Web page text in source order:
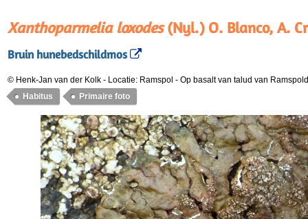
Xanthoparmelia loxodes(Nyl.) O. Blanco, A.
Bruin hunebedschildmos
© Henk-Jan van der Kolk - Locatie: Ramspol - Op basalt van talud van
Habitus
Primaire foto